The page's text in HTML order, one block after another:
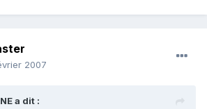
2007
a dit :